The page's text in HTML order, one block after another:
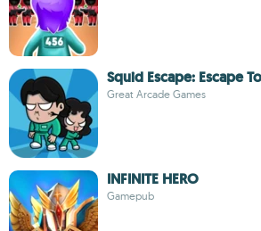
Squid Escape: Escape
Great Arcade Games
INFINITE HERO
Gamepub